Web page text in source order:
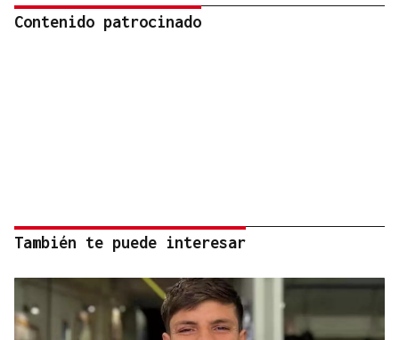
Contenido patrocinado
También te puede interesar